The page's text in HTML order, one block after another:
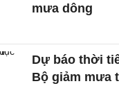
mưa dông
Dự báo thời
Bộ giảm mưa